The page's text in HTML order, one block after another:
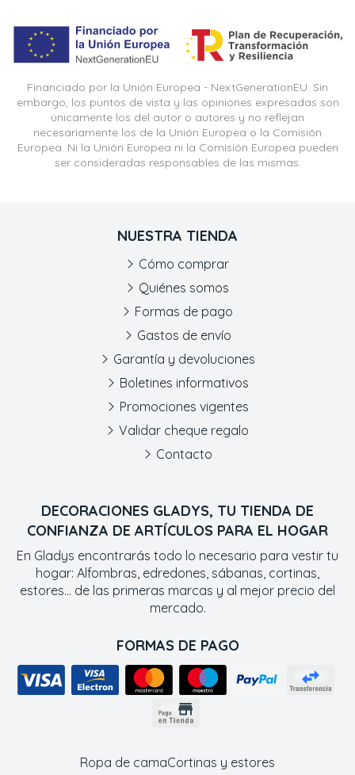
Financiado por la Unión Europea - NextGenerationEU. Sin
embargo, los puntos de vista y las opiniones expresadas son
únicamente los del autor o autores y no reflejan
necesariamente los de la Unión Europea o la Comisión
Europea. Ni la Unión Europea ni la Comisión Europea pueden
ser consideradas responsables de las mismas.
DECORACIONES GLADYS, TU TIENDA DE
CONFIANZA DE ARTÍCULOS PARA EL HOGAR
En Gladys encontrarás todo lo necesario para vestir tu
hogar: Alfombras, edredones, sábanas, cortinas,
estores... de las primeras marcas y al mejor precio del
mercado.
FORMAS DE PAGO
NUESTRA TIENDA
Cómo comprar
Quiénes somos
Formas de pago
Gastos de envío
Garantía y devoluciones
Boletines informativos
Promociones vigentes
Validar cheque regalo
Contacto
Ropa de camaCortinas y estores